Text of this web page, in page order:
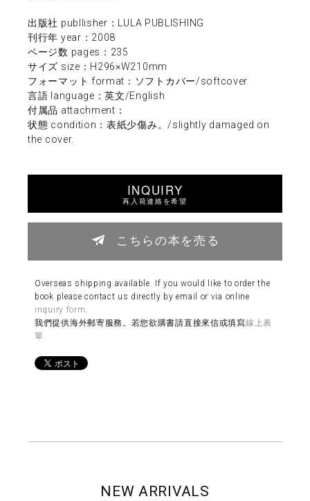
出版社 publlisher：LULA PUBLISHING
刊行年 year：2008
ページ数 pages：235
サイズ size：H296×W210mm
フォーマット format：ソフトカバー/softcover
言語 language：英文/English
付属品 attachment：
状態 condition：表紙少傷み。/slightly damaged on
the cover.
INQUIRY
再入荷連絡を希望
こちらの本を売る
Overseas shipping available. If you would like to order the
book please contact us directly by email or via online
inquiry form
我們提供海外郵寄服務。若您欲購書請直接來信或填寫線上表
單
NEW ARRIVALS